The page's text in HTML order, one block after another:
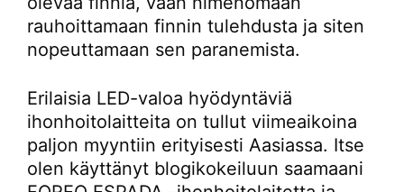
rauhoittamaan finnin tulehdusta ja siten
nopeuttamaan sen paranemista.
Erilaisia LED-valoa hyödyntäviä
ihonhoitolaitteita on tullut viimeaikoina
paljon myyntiin erityisesti Aasiassa. Itse
olen käyttänyt blogikokeiluun saamaani